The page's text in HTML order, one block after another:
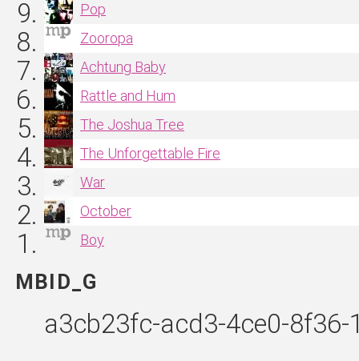
Pop
Zooropa
Achtung Baby
Rattle and Hum
The Joshua Tree
The Unforgettable Fire
War
October
Boy
MBID_G
a3cb23fc-acd3-4ce0-8f36-